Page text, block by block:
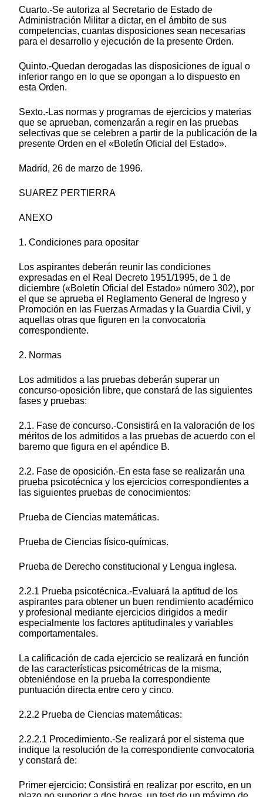
Cuarto.-Se autoriza al Secretario de Estado de
Administración Militar a dictar, en el ámbito de sus
competencias, cuantas disposiciones sean necesarias
para el desarrollo y ejecución de la presente Orden.
Quinto.-Quedan derogadas las disposiciones de igual o
inferior rango en lo que se opongan a lo dispuesto en
esta Orden.
Sexto.-Las normas y programas de ejercicios y materias
que se aprueban, comenzarán a regir en las pruebas
selectivas que se celebren a partir de la publicación de la
presente Orden en el «Boletín Oficial del Estado».
Madrid, 26 de marzo de 1996.
SUAREZ PERTIERRA
ANEXO
1. Condiciones para opositar
Los aspirantes deberán reunir las condiciones
expresadas en el Real Decreto 1951/1995, de 1 de
diciembre («Boletín Oficial del Estado» número 302), por
el que se aprueba el Reglamento General de Ingreso y
Promoción en las Fuerzas Armadas y la Guardia Civil, y
aquellas otras que figuren en la convocatoria
correspondiente.
2. Normas
Los admitidos a las pruebas deberán superar un
concurso-oposición libre, que constará de las siguientes
fases y pruebas:
2.1. Fase de concurso.-Consistirá en la valoración de los
méritos de los admitidos a las pruebas de acuerdo con el
baremo que figura en el apéndice B.
2.2. Fase de oposición.-En esta fase se realizarán una
prueba psicotécnica y los ejercicios correspondientes a
las siguientes pruebas de conocimientos:
Prueba de Ciencias matemáticas.
Prueba de Ciencias físico-químicas.
Prueba de Derecho constitucional y Lengua inglesa.
2.2.1 Prueba psicotécnica.-Evaluará la aptitud de los
aspirantes para obtener un buen rendimiento académico
y profesional mediante ejercicios dirigidos a medir
especialmente los factores aptitudinales y variables
comportamentales.
La calificación de cada ejercicio se realizará en función
de las características psicométricas de la misma,
obteniéndose en la prueba la correspondiente
puntuación directa entre cero y cinco.
2.2.2 Prueba de Ciencias matemáticas:
2.2.2.1 Procedimiento.-Se realizará por el sistema que
indique la resolución de la correspondiente convocatoria
y constará de:
Primer ejercicio: Consistirá en realizar por escrito, en un